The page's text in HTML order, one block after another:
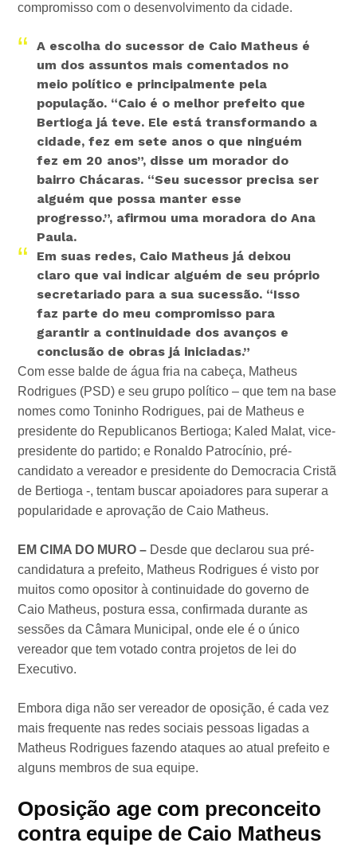
compromisso com o desenvolvimento da cidade.
A escolha do sucessor de Caio Matheus é
um dos assuntos mais comentados no
meio político e principalmente pela
população. “Caio é o melhor prefeito que
Bertioga já teve. Ele está transformando a
cidade, fez em sete anos o que ninguém
fez em 20 anos”, disse um morador do
bairro Chácaras. “Seu sucessor precisa ser
alguém que possa manter esse
progresso.”, afirmou uma moradora do Ana
Paula.
Em suas redes, Caio Matheus já deixou
claro que vai indicar alguém de seu próprio
secretariado para a sua sucessão. “Isso
faz parte do meu compromisso para
garantir a continuidade dos avanços e
conclusão de obras já iniciadas.”
Com esse balde de água fria na cabeça, Matheus
Rodrigues (PSD) e seu grupo político – que tem na base
nomes como Toninho Rodrigues, pai de Matheus e
presidente do Republicanos Bertioga; Kaled Malat, vice-
presidente do partido; e Ronaldo Patrocínio, pré-
candidato a vereador e presidente do Democracia Cristã
de Bertioga -, tentam buscar apoiadores para superar a
popularidade e aprovação de Caio Matheus.
EM CIMA DO MURO – Desde que declarou sua pré-
candidatura a prefeito, Matheus Rodrigues é visto por
muitos como opositor à continuidade do governo de
Caio Matheus, postura essa, confirmada durante as
sessões da Câmara Municipal, onde ele é o único
vereador que tem votado contra projetos de lei do
Executivo.
Embora diga não ser vereador de oposição, é cada vez
mais frequente nas redes sociais pessoas ligadas a
Matheus Rodrigues fazendo ataques ao atual prefeito e
alguns membros de sua equipe.
Oposição age com preconceito
contra equipe de Caio Matheus